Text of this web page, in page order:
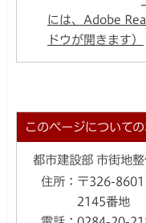
には、Adobe
ドウが開きます）
このページについて
都市建設部 市街地
住所： 〒326-8601
2145番地